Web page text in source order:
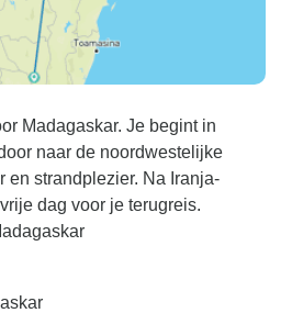
Madagaskar. Je begint in
naar de noordwestelijke
en strandplezier. Na Iranja-
dag voor je terugreis.